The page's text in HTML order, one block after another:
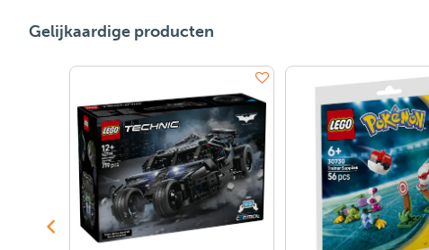
Gelijkaardige producten